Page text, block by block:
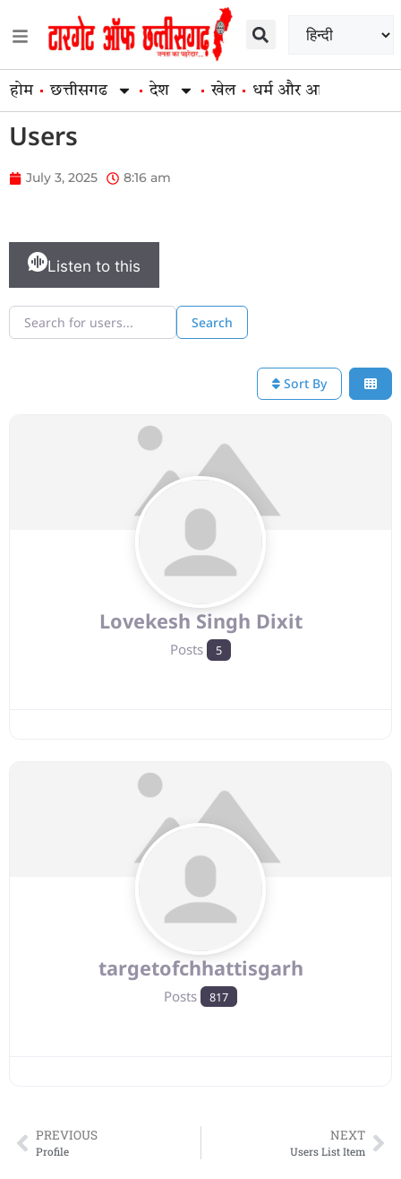
होम छत्तीसगढ देश खेल धर्म और आस्था
Users
July 3, 2025 8:16 am
Listen to this
Search for users...
Search for users... Search
Sort By
Lovekesh Singh Dixit
Posts 5
targetofchhattisgarh
Posts 817
PREVIOUS
Profile
NEXT
Users List Item